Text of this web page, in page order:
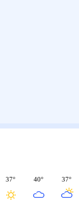
37° 40° 37°